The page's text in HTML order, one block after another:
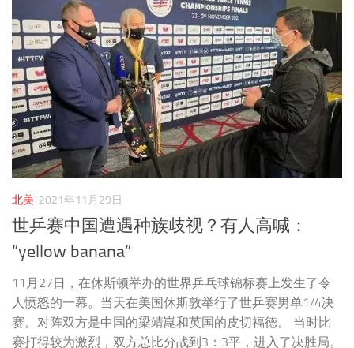
北美 2021年11月29日
世乒赛中国遭遇种族歧视？有人高喊：
“yellow banana”
11月27日，在休斯顿举办的世界乒乓球锦标赛上发生了令
人愤怒的一幕。当天在美国休斯敦举行了世乒赛男单1/4决
赛。对阵双方是中国的梁靖崑和英国的皮切福德。 当时比
赛打得较为激烈，双方总比分战到3：3平，进入了决胜局。